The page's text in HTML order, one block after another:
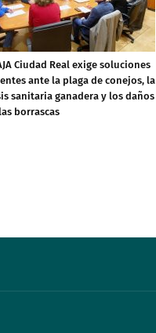
Ciudad Real exige soluciones
ante la plaga de conejos, la
sanitaria ganadera y los daños
borrascas